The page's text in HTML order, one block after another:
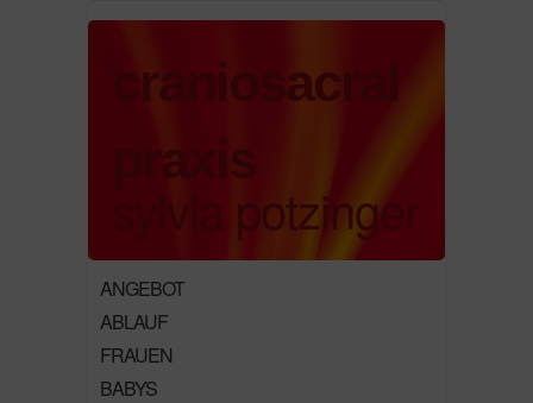
craniosacral
praxis
sylvia potzinger
ANGEBOT
ABLAUF
FRAUEN
BABYS